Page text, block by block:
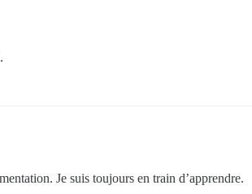
Je suis toujours en train d’apprendre.